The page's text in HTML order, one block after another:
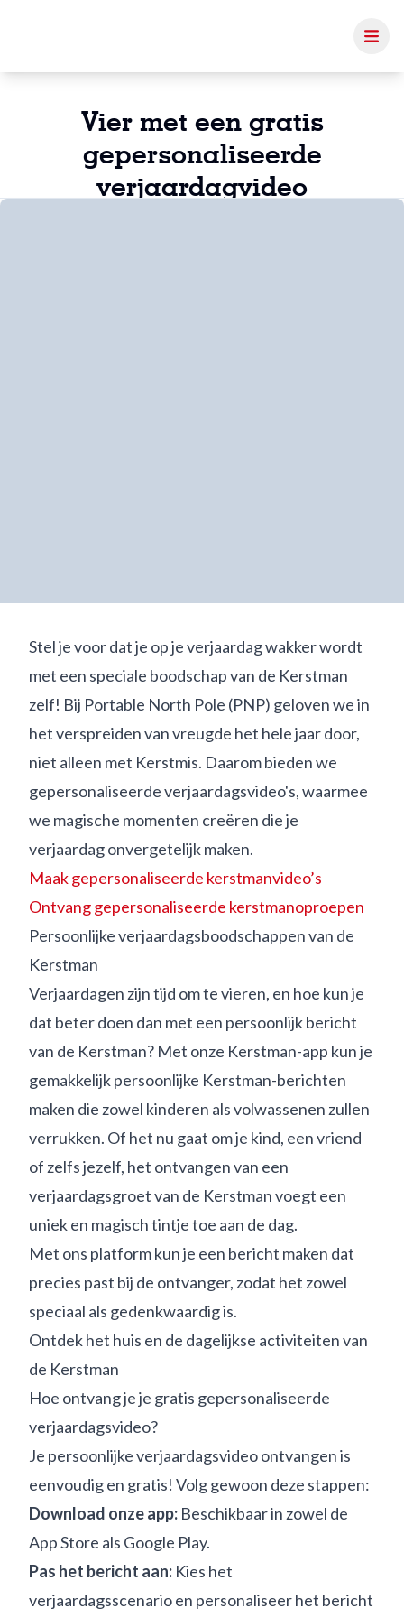
Vier met een gratis
gepersonaliseerde
verjaardagvideo
Stel je voor dat je op je verjaardag wakker wordt
met een speciale boodschap van de Kerstman
zelf! Bij Portable North Pole (PNP) geloven we in
het verspreiden van vreugde het hele jaar door,
niet alleen met Kerstmis. Daarom bieden we
gepersonaliseerde verjaardagsvideo's, waarmee
we magische momenten creëren die je
verjaardag onvergetelijk maken.
Maak gepersonaliseerde kerstmanvideo’s
Ontvang gepersonaliseerde kerstmanoproepen
Persoonlijke verjaardagsboodschappen van de
Kerstman
Verjaardagen zijn tijd om te vieren, en hoe kun je
dat beter doen dan met een persoonlijk bericht
van de Kerstman? Met onze Kerstman-app kun je
gemakkelijk persoonlijke Kerstman-berichten
maken die zowel kinderen als volwassenen zullen
verrukken. Of het nu gaat om je kind, een vriend
of zelfs jezelf, het ontvangen van een
verjaardagsgroet van de Kerstman voegt een
uniek en magisch tintje toe aan de dag.
Met ons platform kun je een bericht maken dat
precies past bij de ontvanger, zodat het zowel
speciaal als gedenkwaardig is.
Ontdek het huis en de dagelijkse activiteiten van
de Kerstman
Hoe ontvang je je gratis gepersonaliseerde
verjaardagsvideo?
Je persoonlijke verjaardagsvideo ontvangen is
eenvoudig en gratis! Volg gewoon deze stappen:
Download onze app: Beschikbaar in zowel de
App Store als Google Play.
Pas het bericht aan: Kies het
verjaardagsscenario en personaliseer het bericht